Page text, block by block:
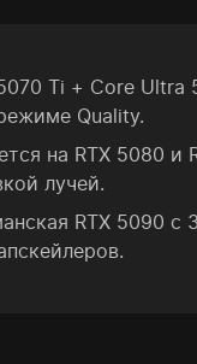
Ti + Core Ultra
Quality.
на RTX 5080 и
лучей.
RTX 5090 с